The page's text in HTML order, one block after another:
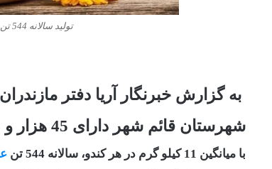
توليد سالانه 544 تن عسل در قائم‌شهر/ ارزش اقتصادي 380 ميلياردي
به گزارش خبرنگار آریا دفتر
شهرستان قائم شهر دارای 45 هزار و 735 کلنی زنبور عسل است، گفت:
با میانگین 11 کیلو گرم در هر کندو، سالانه 544 تن